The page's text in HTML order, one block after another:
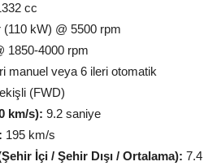
cc
(110 kW) @ 5500 rpm
1850-4000 rpm
manuel veya 6 ileri otomatik
(FWD)
km/s): 9.2 saniye
195 km/s
İçi / Şehir Dışı / Ortalama): 7.4